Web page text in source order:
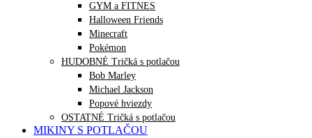
GYM a FITNES
Halloween Friends
Minecraft
Pokémon
HUDOBNÉ Tričká s potlačou
Bob Marley
Michael Jackson
Popové hviezdy
OSTATNÉ Tričká s potlačou
MIKINY S POTLAČOU